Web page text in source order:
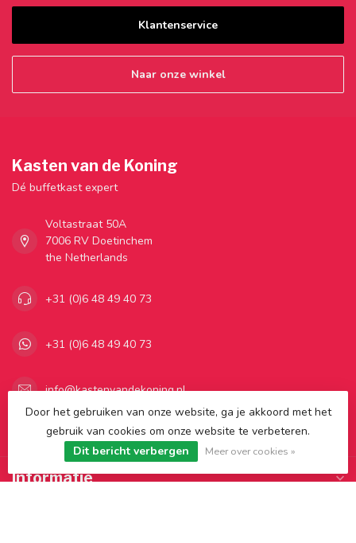
Klantenservice
Naar onze winkel
Kasten van de Koning
Dé buffetkast expert
Voltastraat 50A
7006 RV Doetinchem
the Netherlands
+31 (0)6 48 49 40 73
+31 (0)6 48 49 40 73
info@kastenvandekoning.nl
Categorieën
Informatie
Door het gebruiken van onze website, ga je akkoord met het
gebruik van cookies om onze website te verbeteren.
Dit bericht verbergen
Meer over cookies »